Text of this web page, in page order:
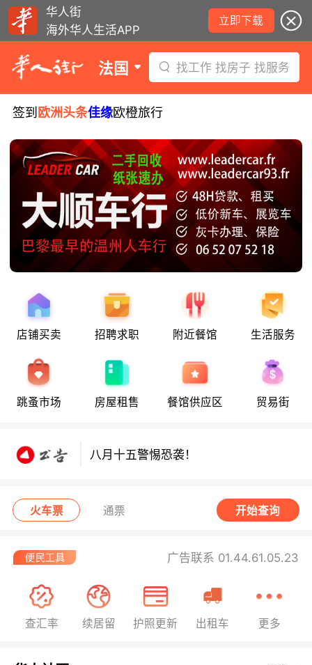
华人街
海外华人生活APP
立即下载
法国 找工作 找房子 找服务
签到 欧洲头条佳缘欧橙旅行
店铺买卖 招聘求职 附近餐馆 生活服务
跳蚤市场 房屋租售 餐馆供应区 贸易街
八月十五警惕恐袭！
八月十五警惕恐袭！
火车票 通票 开始查询
广告联系 01.44.61.05.23
查汇率 续居留 护照更新 出租车 更多